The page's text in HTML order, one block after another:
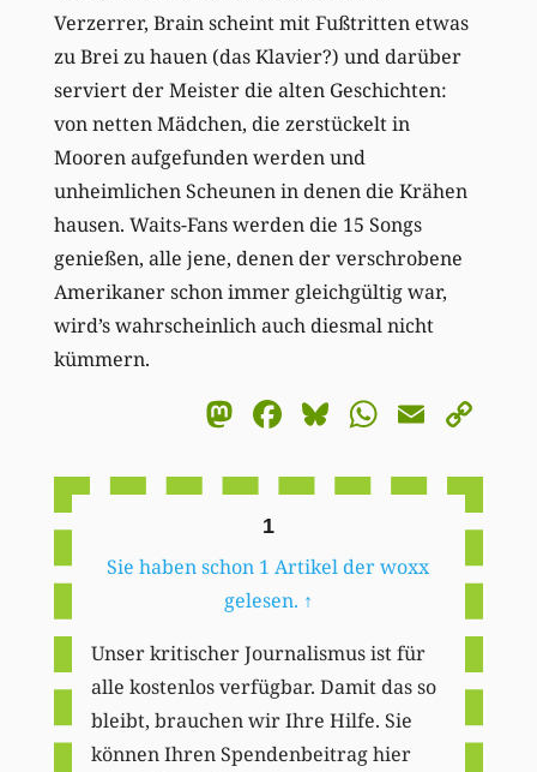
Verzerrer, Brain scheint mit Fußtritten etwas
zu Brei zu hauen (das Klavier?) und darüber
serviert der Meister die alten Geschichten:
von netten Mädchen, die zerstückelt in
Mooren aufgefunden werden und
unheimlichen Scheunen in denen die Krähen
hausen. Waits-Fans werden die 15 Songs
genießen, alle jene, denen der verschrobene
Amerikaner schon immer gleichgültig war,
wird’s wahrscheinlich auch diesmal nicht
kümmern.
Mastodon
Facebook
BlueskyEmail
1
Sie haben schon 1 Artikel der woxx
gelesen. ↑
Unser kritischer Journalismus ist für
alle kostenlos verfügbar. Damit das so
bleibt, brauchen wir Ihre Hilfe. Sie
können Ihren Spendenbeitrag hier